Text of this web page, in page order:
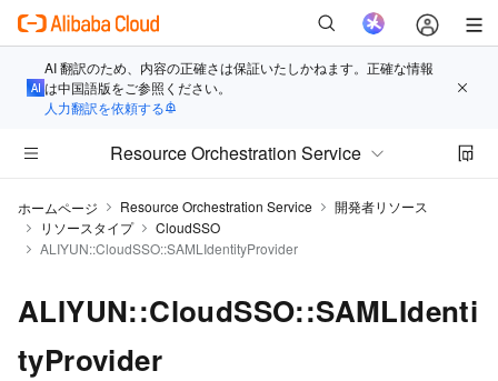
AI 翻訳のため、内容の正確さは保証いたしかねます。正確な情報
は中国語版をご参照ください。
人力翻訳を依頼する
Resource Orchestration Service
ホームページ Resource Orchestration Service
開発者リソース
リソースタイプ
CloudSSO
ALIYUN::CloudSSO::SAMLIdentityProvider
ALIYUN::CloudSSO::SAMLIdenti
tyProvider